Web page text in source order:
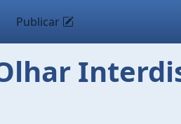
Publicar